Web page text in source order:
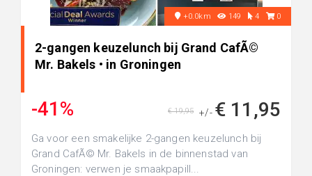
+0.0km 149 4 0
2-gangen keuzelunch bij Grand CafÃ©
Mr. Bakels • in Groningen
-41% +/- € 11,95
€ 19,95
Ga voor een smakelijke 2-gangen keuzelunch bij
Grand CafÃ© Mr. Bakels in de binnenstad van
Groningen: verwen je smaakpapill...